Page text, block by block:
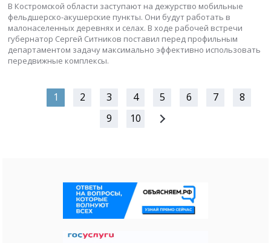
В Костромской области заступают на дежурство мобильные
фельдшерско-акушерские пункты. Они будут работать в
малонаселенных деревнях и селах. В ходе рабочей встречи
губернатор Сергей Ситников поставил перед профильным
департаментом задачу максимально эффективно использовать
передвижные комплексы.
1 2 3 4 5 6 7
8
9
10